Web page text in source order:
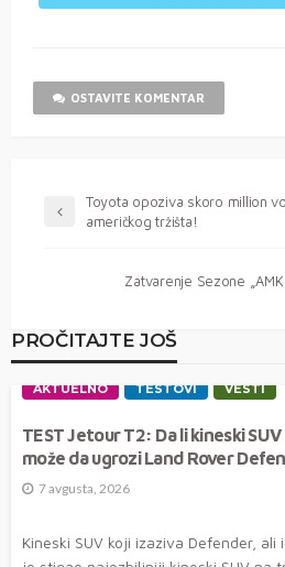
OSTAVITE KOMENTAR
Toyota opoziva skoro million
američkog tržišta!
Zatvarenje Sezone
PROČITAJTE JOŠ
AKTUELNO TESTOVI VESTI
TEST Jetour T2: Da li kineski
može da ugrozi Land Rover
7 avgusta, 2026
Kineski SUV koji izaziva Defender,